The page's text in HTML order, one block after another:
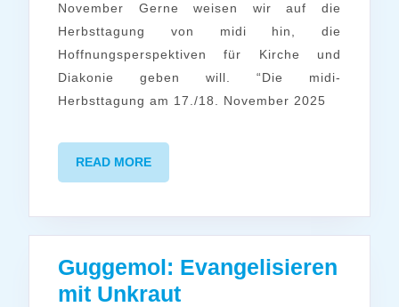
November Gerne weisen wir auf die
Herbsttagung von midi hin, die
Hoffnungsperspektiven für Kirche und
Diakonie geben will. “Die midi-
Herbsttagung am 17./18. November 2025
READ MOREREAD
MORE
Guggemol: Evangelisieren
mit UnkrautGuggemol: